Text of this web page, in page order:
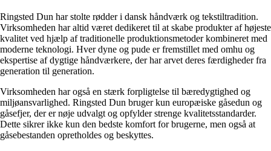
Ringsted Dun har stolte rødder i dansk håndværk og tekstiltradition.
Virksomheden har altid været dedikeret til at skabe produkter af højeste
kvalitet ved hjælp af traditionelle produktionsmetoder kombineret med
moderne teknologi. Hver dyne og pude er fremstillet med omhu og
ekspertise af dygtige håndværkere, der har arvet deres færdigheder fra
generation til generation.
Virksomheden har også en stærk forpligtelse til bæredygtighed og
miljøansvarlighed. Ringsted Dun bruger kun europæiske gåsedun og
gåsefjer, der er nøje udvalgt og opfylder strenge kvalitetsstandarder.
Dette sikrer ikke kun den bedste komfort for brugerne, men også at
gåsebestanden opretholdes og beskyttes.